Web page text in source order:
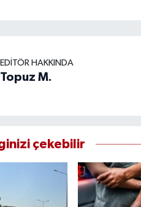
EDITÖR HAKKINDA
Topuz M.
çekebilir